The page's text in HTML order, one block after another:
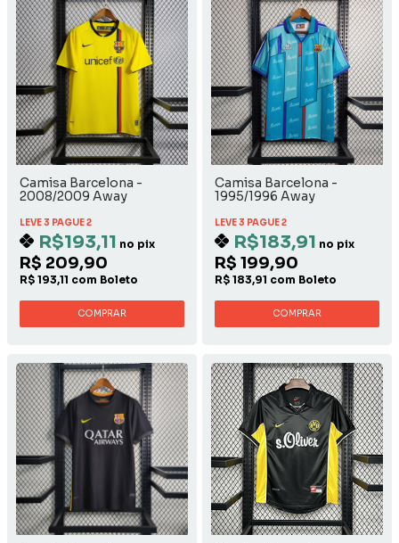
Camisa Barcelona -
2008/2009 Away
LEVE 3 PAGUE 2
R$193,11 no pix
R$ 209,90
R$ 193,11 com Boleto
COMPRAR
Camisa Barcelona -
1995/1996 Away
LEVE 3 PAGUE 2
R$183,91 no pix
R$ 199,90
R$ 183,91 com Boleto
COMPRAR